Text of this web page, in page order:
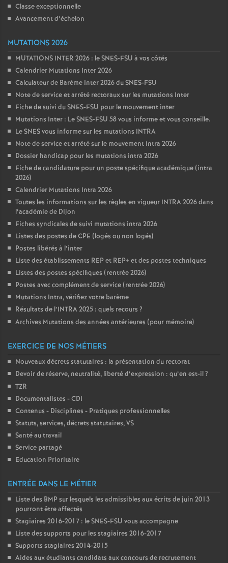
n
T
o
u
s
Classe exceptionnelle
Avancement d’échelon
MUTATIONS 2026
MUTATIONS INTER 2026 : le SNES-FSU à vos côtés
Calendrier Mutations Inter 2026
Calculateur de Barème Inter 2026 du SNES-FSU
Note de service et arrêté rectoraux sur les mutations Inter
Fiche de suivi du SNES-FSU pour le mouvement inter
Mutations Inter : Le SNES-FSU 58 vous informe et vous conseille.
Le SNES vous informe sur les mutations INTRA
Note de service et arrêté sur le mouvement intra 2026
Dossier handicap pour les mutations intra 2026
Fiche de candidature pour un poste spécifique académique (intra
2026)
Calendrier Mutations Intra 2026
Toutes les informations sur les règles en vigueur INTRA 2026 dans
l’académie de Dijon
Fiches syndicales de suivi mutations intra 2026
Listes des postes de CPE (logés ou non logés)
Postes libérés à l’inter
Liste des établissements REP et REP+ et des postes techniques
Listes des postes spécifiques (rentrée 2026)
Postes avec complément de service (rentrée 2026)
Mutations Intra, vérifiez votre barème
Résultats de l’INTRA 2025 : quels recours ?
Archives Mutations des années antérieures (pour mémoire)
EXERCICE DE NOS MÉTIERS
Nouveaux décrets statutaires : la présentation du rectorat
Devoir de réserve, neutralité, liberté d’expression : qu’en est-il?
TZR
Documentalistes - CDI
Contenus - Disciplines - Pratiques professionnelles
Statuts, services, décrets statutaires, VS
Santé au travail
Service partagé
Education Prioritaire
ENTRÉE DANS LE MÉTIER
Liste des BMP sur lesquels les admissibles aux écrits de juin 2013
pourront être affectés
Stagiaires 2016-2017 : le SNES-FSU vous accompagne
Liste des supports pour les stagiaires 2016-2017
Supports stagiaires 2014-2015
Aides aux étudiants candidats aux concours de recrutement